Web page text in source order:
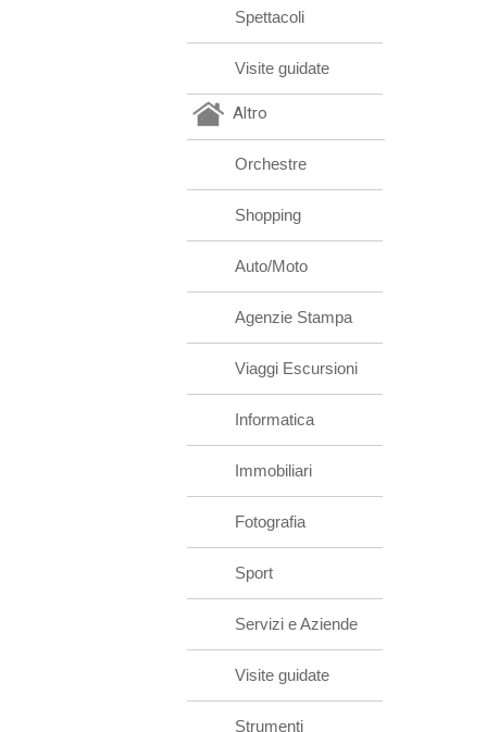
Spettacoli
Visite guidate
Altro
Orchestre
Shopping
Auto/Moto
Agenzie Stampa
Viaggi Escursioni
Informatica
Immobiliari
Fotografia
Sport
Servizi e Aziende
Visite guidate
Strumenti